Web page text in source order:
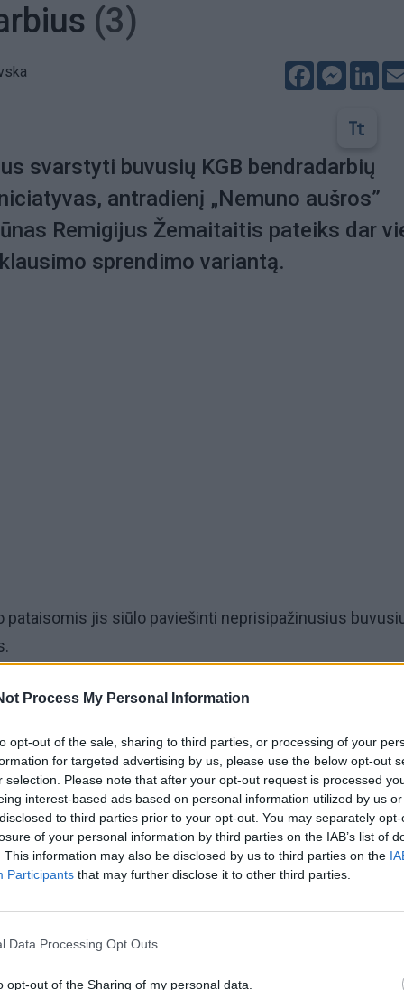
Process My Personal Information
opt-out of the sale, sharing to third parties, or processing of your
for targeted advertising by us, please use the below opt-out
selection. Please note that after your opt-out request is processed
interest-based ads based on personal information utilized by us
to third parties prior to your opt-out. You may separately
of your personal information by third parties on the IAB’s list of
This information may also be disclosed by us to third parties on the
Participants that may further disclose it to other third parties.
Data Processing Opt Outs
opt-out of the Sharing of my personal data.
(3)
Facebook
svarstyti buvusių KGB bendradarbių
antradienį „Nemuno aušros”
Remigijus Žemaitaitis pateiks dar
sprendimo variantą.
pataisomis jis siūlo paviešinti neprisipažinusius
iniciatyvai, nuo kitų metų būtų viešai atskleista
tarnybomis, įrašyti į įskaitą, tačiau neprisipažino.
teisinė situacija, R. Žemaitaičio nuomone, yra
užregistruotų, bet neprisipažinusių ir įrašytų į įskaitą
šiol liko neaiškus – jiems netaikomas prisipažinusiųjų
jų duomenys de facto lieka neatskleisti, nes įstatymas
tvarkos.